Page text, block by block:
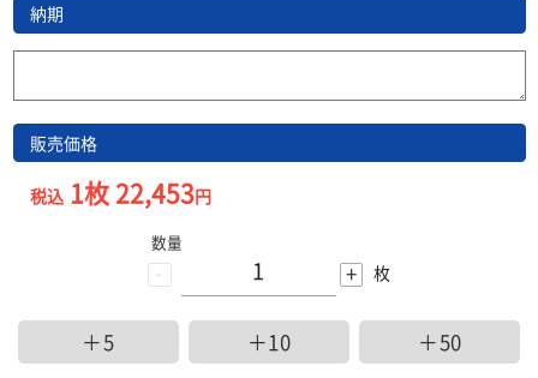
納期
販売価格
税込1枚 22,453円
-
数量
+ 枚
＋5 ＋10 ＋50